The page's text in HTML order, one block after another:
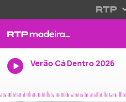
Verão Cá Dentro 2026